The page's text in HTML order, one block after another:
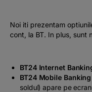
Noi iti prezentam
cont, la BT. In plus, sunt
BT24 Internet
BT24 Mobile Banking
soldul) apare pe